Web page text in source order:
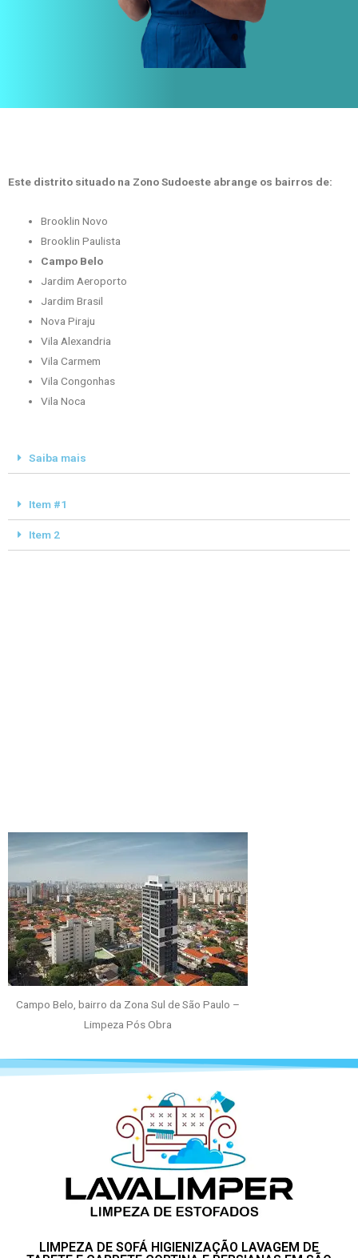
Este distrito situado na Zono Sudoeste abrange os bairros de:
Brooklin Novo
Brooklin Paulista
Campo Belo
Jardim Aeroporto
Jardim Brasil
Nova Piraju
Vila Alexandria
Vila Carmem
Vila Congonhas
Vila Noca
Saiba mais
Item #1
Item 2
Campo Belo, bairro da Zona Sul de São Paulo –
Limpeza Pós Obra
LIMPEZA DE SOFÁ HIGIENIZAÇÃO LAVAGEM DE